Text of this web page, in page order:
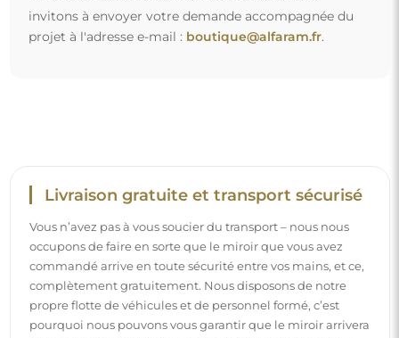
compter sur une livraison rapide.
Découvrez notre processus d’emballage.
Montage facile
Nous nous chargeons de la fabrication et de la livraison